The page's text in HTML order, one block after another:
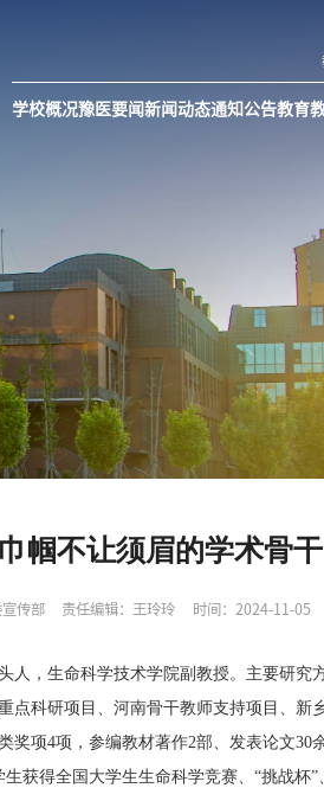
学校概况豫医要闻新闻动态通知公告教育
帼不让须眉的学术骨干
传部 责任编辑：王玲玲 时间：2024-11-05
，生命科学技术学院副教授。主要研究
科研项目、河南骨干教师支持项目、新
奖项4项，参编教材著作2部、发表论文30
获得全国大学生生命科学竞赛、“挑战杯